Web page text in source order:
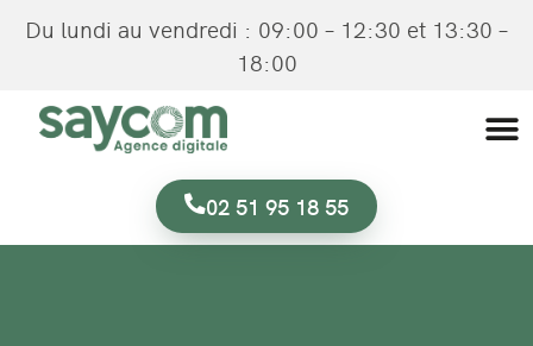
Du lundi au vendredi : 09:00 – 12:30 et 13:30 –
18:00
02 51 95 18 55